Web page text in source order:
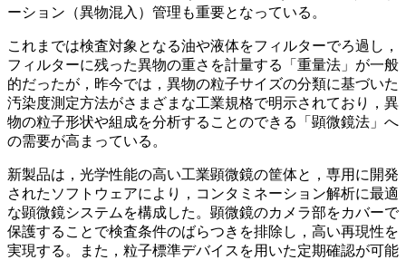
ーション（異物混入）管理も重要となっている。
これまでは検査対象となる油や液体をフィルターでろ過し，
フィルターに残った異物の重さを計量する「重量法」が一般
的だったが，昨今では，異物の粒子サイズの分類に基づいた
汚染度測定方法がさまざまな工業規格で明示されており，異
物の粒子形状や組成を分析することのできる「顕微鏡法」へ
の需要が高まっている。
新製品は，光学性能の高い工業顕微鏡の筐体と，専用に開発
されたソフトウェアにより，コンタミネーション解析に最適
な顕微鏡システムを構成した。顕微鏡のカメラ部をカバーで
保護することで検査条件のばらつきを排除し，高い再現性を
実現する。また，粒子標準デバイスを用いた定期確認が可能